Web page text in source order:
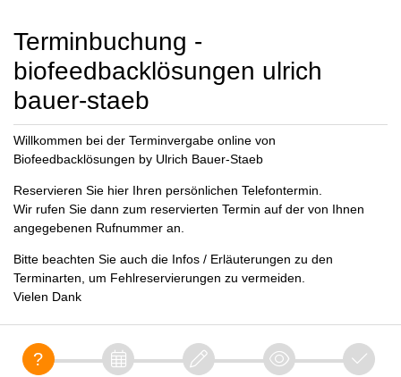
Terminbuchung -
biofeedbacklösungen ulrich
bauer-staeb
Willkommen bei der Terminvergabe online von
Biofeedbacklösungen by Ulrich Bauer-Staeb
Reservieren Sie hier Ihren persönlichen Telefontermin.
Wir rufen Sie dann zum reservierten Termin auf der von Ihnen
angegebenen Rufnummer an.
Bitte beachten Sie auch die Infos / Erläuterungen zu den
Terminarten, um Fehlreservierungen zu vermeiden.
Vielen Dank